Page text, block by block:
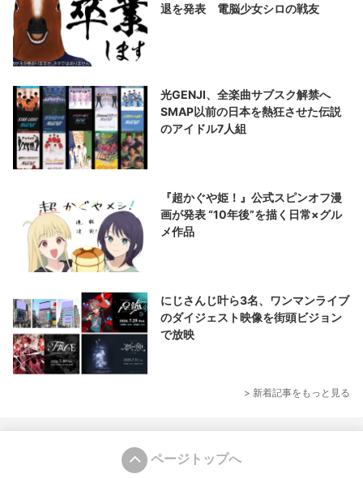
退を発表 電脳少女シロの戦友
光GENJI、全楽曲サブスク解禁へ
SMAP以前の日本を熱狂させた伝説
のアイドル7人組
『超かぐや姫！』公式スピンオフ漫
画が発表 “10年後”を描く日常×グル
メ作品
にじさんじ叶ら3名、ワンマンライブ
のダイジェスト映像を街頭ビジョン
で放映
> 新着記事をもっと見る
ページトップへ